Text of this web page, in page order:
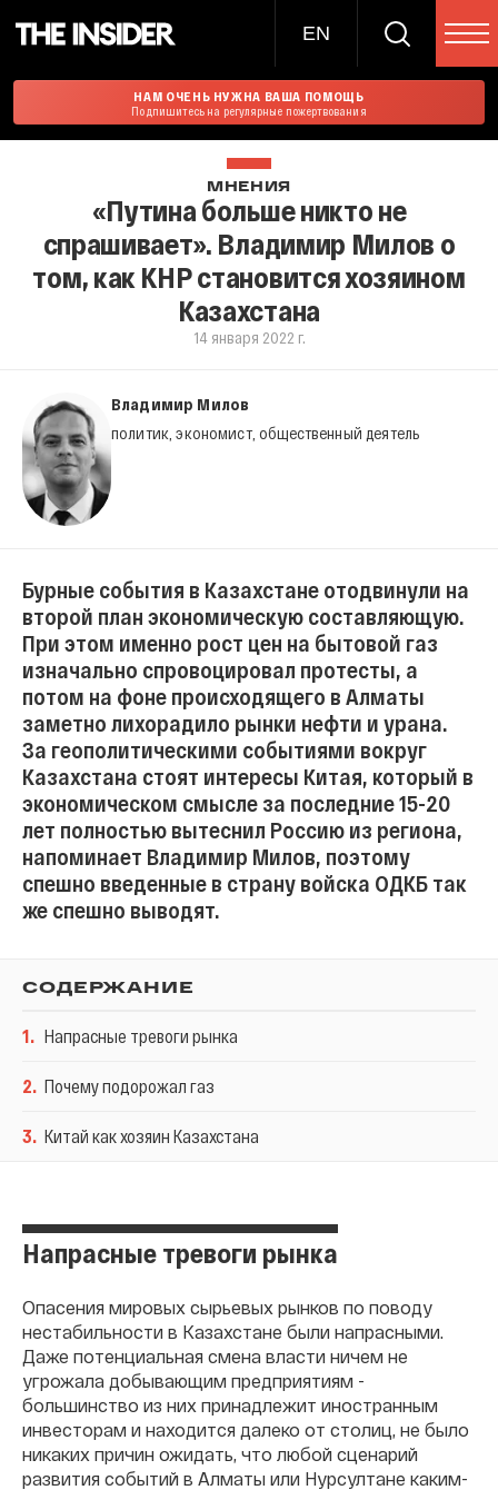
EN
НАМ ОЧЕНЬ НУЖНА ВАША ПОМОЩЬ
Подпишитесь на регулярные пожертвования
МНЕНИЯ
«Путина больше никто не
спрашивает». Владимир Милов о
том, как КНР становится хозяином
Казахстана
14 января 2022 г.
Владимир Милов
политик, экономист, общественный деятель
Бурные события в Казахстане отодвинули на
второй план экономическую составляющую.
При этом именно рост цен на бытовой газ
изначально спровоцировал протесты, а
потом на фоне происходящего в Алматы
заметно лихорадило рынки нефти и урана.
За геополитическими событиями вокруг
Казахстана стоят интересы Китая, который в
экономическом смысле за последние 15-20
лет полностью вытеснил Россию из региона,
напоминает Владимир Милов, поэтому
спешно введенные в страну войска ОДКБ так
же спешно выводят.
СОДЕРЖАНИЕ
1. Напрасные тревоги рынка
2. Почему подорожал газ
3. Китай как хозяин Казахстана
Напрасные тревоги рынка
Опасения мировых сырьевых рынков по поводу
нестабильности в Казахстане были напрасными.
Даже потенциальная смена власти ничем не
угрожала добывающим предприятиям -
большинство из них принадлежит иностранным
инвесторам и находится далеко от столиц, не было
никаких причин ожидать, что любой сценарий
развития событий в Алматы или Нурсултане каким-